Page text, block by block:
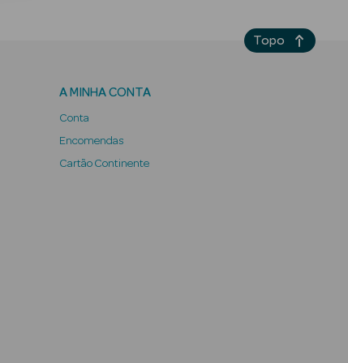
A MINHA CONTA
Conta
Encomendas
Cartão Continente
Topo